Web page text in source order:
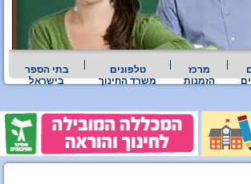
מרכז
הזמנות
טלפונים
משרד החינוך
בתי הספר
בישראל